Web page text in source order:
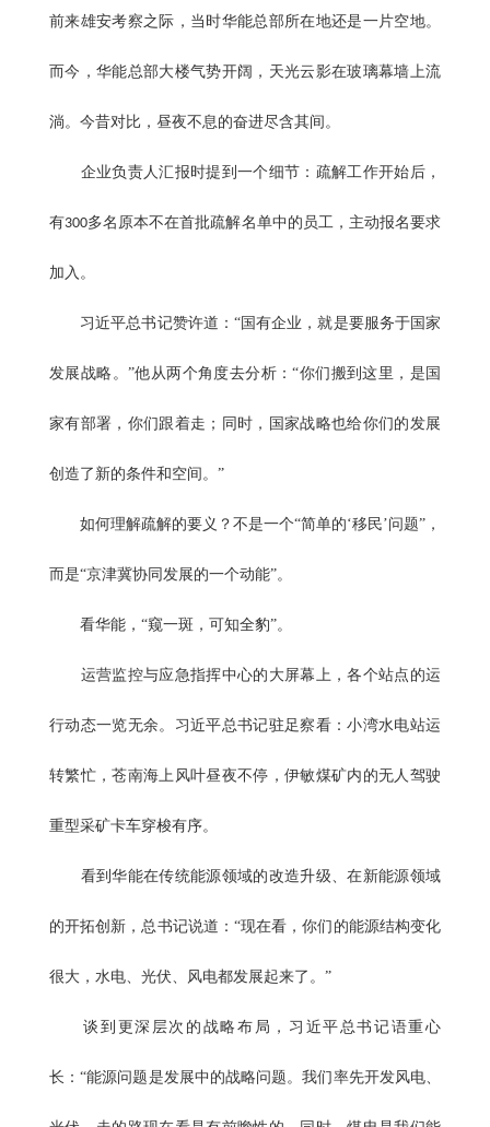
前来雄安考察之际，当时华能总部所在地还是一片空地。
而今，华能总部大楼气势开阔，天光云影在玻璃幕墙上流
淌。今昔对比，昼夜不息的奋进尽含其间。
企业负责人汇报时提到一个细节：疏解工作开始后，
有300多名原本不在首批疏解名单中的员工，主动报名要求
加入。
习近平总书记赞许道：“国有企业，就是要服务于国家
发展战略。”他从两个角度去分析：“你们搬到这里，是国
家有部署，你们跟着走；同时，国家战略也给你们的发展
创造了新的条件和空间。”
如何理解疏解的要义？不是一个“简单的‘移民’问题”，
而是“京津冀协同发展的一个动能”。
看华能，“窥一斑，可知全豹”。
运营监控与应急指挥中心的大屏幕上，各个站点的运
行动态一览无余。习近平总书记驻足察看：小湾水电站运
转繁忙，苍南海上风叶昼夜不停，伊敏煤矿内的无人驾驶
重型采矿卡车穿梭有序。
看到华能在传统能源领域的改造升级、在新能源领域
的开拓创新，总书记说道：“现在看，你们的能源结构变化
很大，水电、光伏、风电都发展起来了。”
谈到更深层次的战略布局，习近平总书记语重心
长：“能源问题是发展中的战略问题。我们率先开发风电、